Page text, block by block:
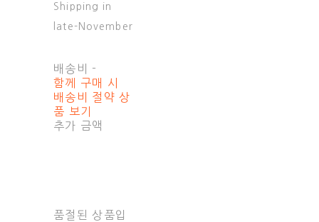
Shipping in
late-November
배송비 -
함께 구매 시
배송비 절약 상
품 보기
추가 금액
품절된 상품입